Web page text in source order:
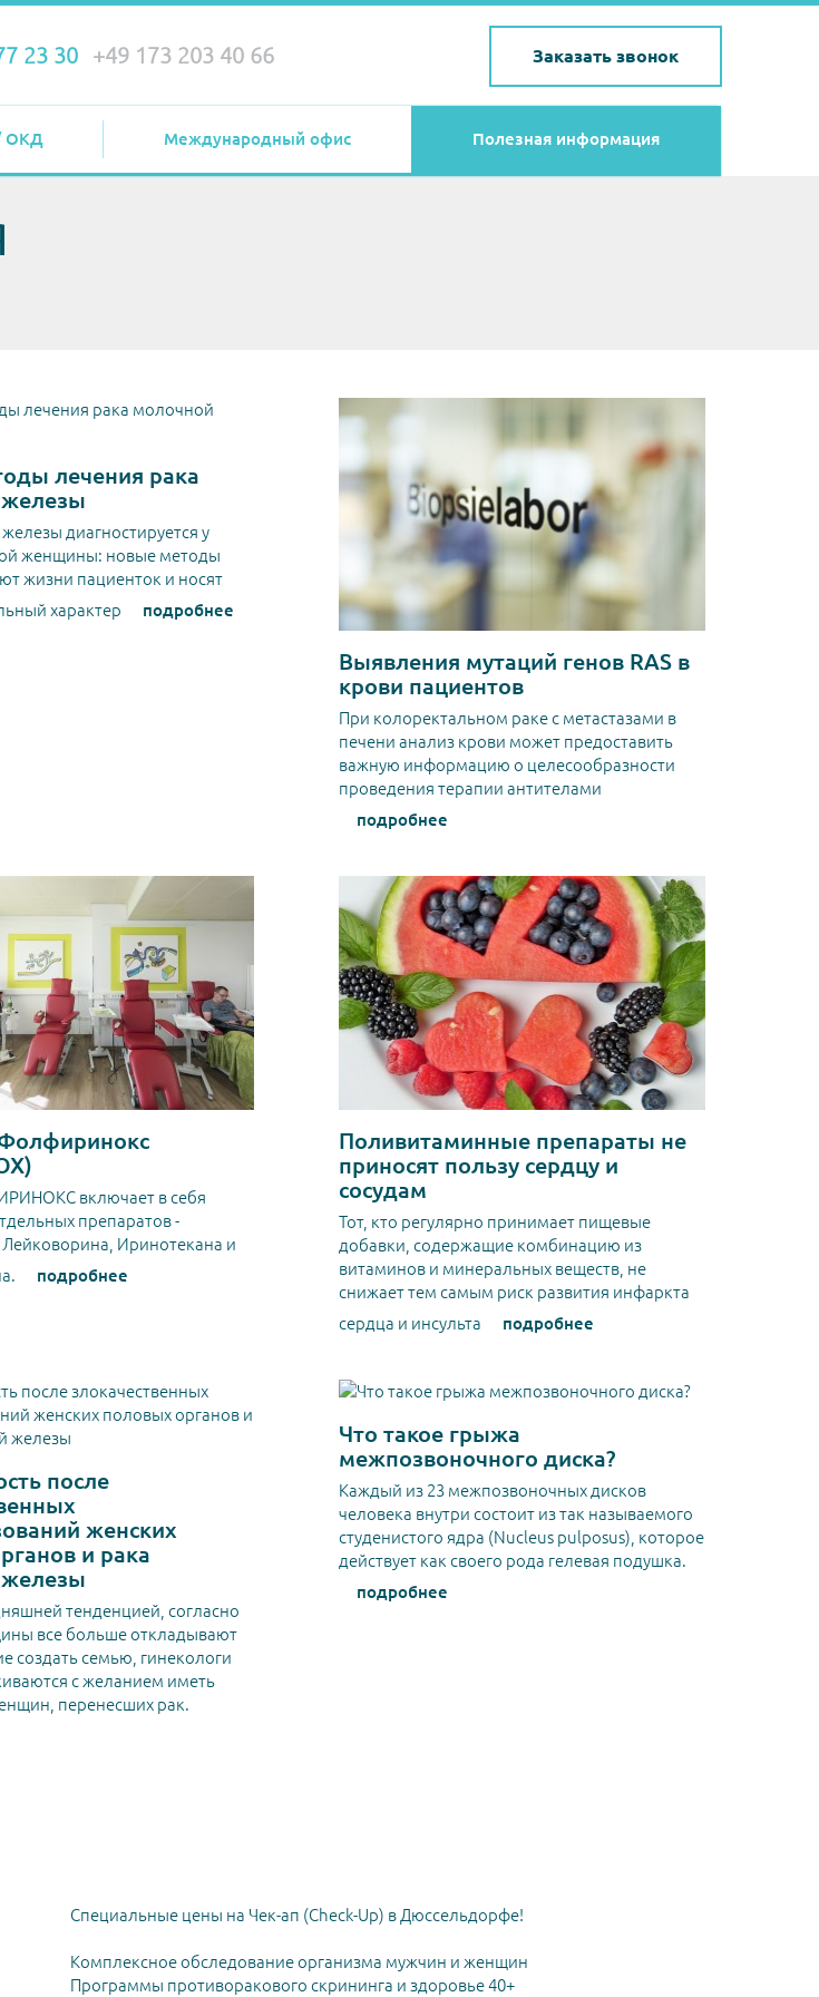
23 30 +49 173 203 40 66 Заказать звонок
ОКД Международный офис Полезная информация
лечения рака
диагностируется у
женщины: новые методы
жизни пациенток и носят
характер
подробнее
Выявления мутаций генов RAS в
крови пациентов
При колоректальном раке с метастазами в
печени анализ крови может предоставить
важную информацию о целесообразности
проведения терапии антителами
подробнее
включает в себя
препаратов -
Иринотекана и
подробнее
Поливитаминные препараты не
приносят пользу сердцу и
сосудам
Тот, кто регулярно принимает пищевые
добавки, содержащие комбинацию из
витаминов и минеральных веществ, не
снижает тем самым риск развития инфаркта
сердца и инсульта
подробнее
после
женских
и рака
тенденцией, согласно
все больше откладывают
создать семью, гинекологи
с желанием иметь
перенесших рак.
Что такое грыжа
межпозвоночного диска?
Каждый из 23 межпозвоночных дисков
человека внутри состоит из так называемого
студенистого ядра (Nucleus pulposus), которое
действует как своего рода гелевая подушка.
подробнее
Специальные цены на Чек-ап (Check-Up) в Дюссельдорфе!
Комплексное обследование организма мужчин и женщин
Программы противоракового скрининга и здоровье 40+